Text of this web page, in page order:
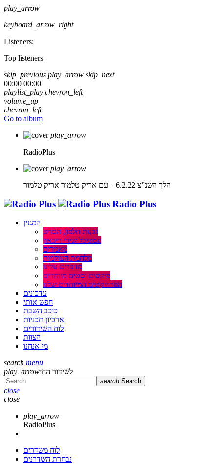
play_arrow
keyboard_arrow_right
Listeners:
Top listeners:
skip_previous play_arrow skip_next
00:00 00:00
playlist_play chevron_left
volume_up
chevron_left
Go to album
play_arrow
RadioPlus
play_arrow
הלך השנ”צ 6.2.22 – עם אריק טלמור
אריק טלמור
Radio Plus
המגזין
גבעת חלפון, הסרט
פסטיבל שירי דיכאון
מאמרים
מלחמת העולמות
מדברים עלינו
מיקסים וסטים מיוחדים
הפרוייקטים המיוחדים שלנו
עדכונים
חפש אותי
כוכב השבת
ארכיון תכניות
לוח השידורים
הצוות
מי אנחנו
search menu
play_arrowלשידור החי
search Search
close
close
play_arrow
RadioPlus
לוח משדרים
נבחרת השדרנים